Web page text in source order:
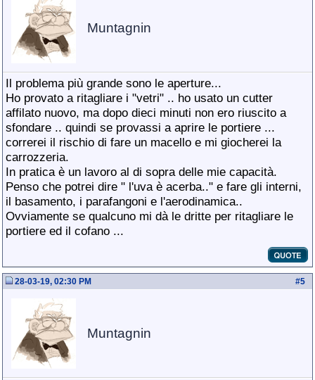
Muntagnin
Il problema più grande sono le aperture...
Ho provato a ritagliare i "vetri" .. ho usato un cutter
affilato nuovo, ma dopo dieci minuti non ero riuscito a
sfondare .. quindi se provassi a aprire le portiere ...
correrei il rischio di fare un macello e mi giocherei la
carrozzeria.
In pratica è un lavoro al di sopra delle mie capacità.
Penso che potrei dire " l'uva è acerba.." e fare gli interni,
il basamento, i parafangoni e l'aerodinamica..
Ovviamente se qualcuno mi dà le dritte per ritagliare le
portiere ed il cofano ...
#5
28-03-19, 02:30 PM
Muntagnin